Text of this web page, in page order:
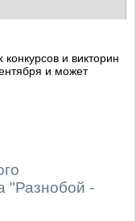
и викторин
и может
"Разнобой -